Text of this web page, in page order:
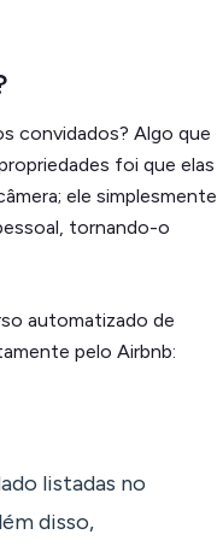
convidados? Algo que
foi que elas
ele simplesmente
tornando-o
automatizado de
pelo Airbnb:
listadas no
disso,